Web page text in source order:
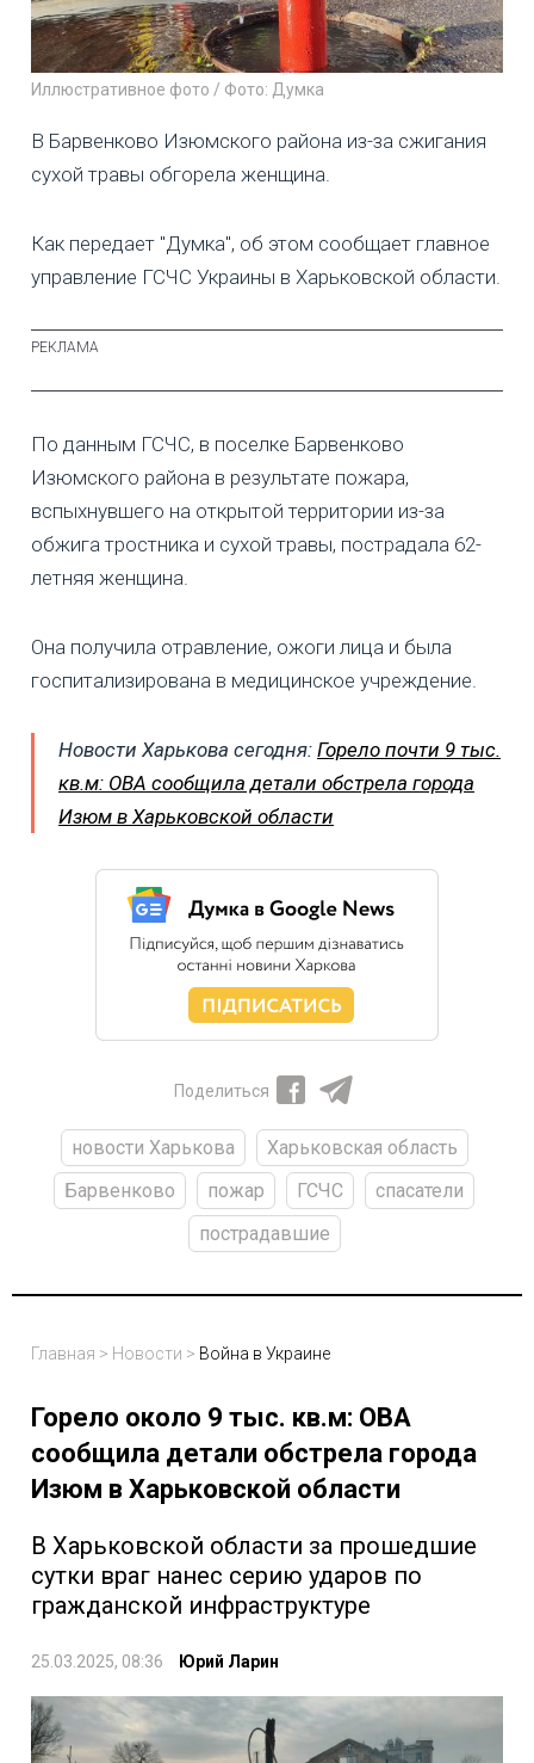
Иллюстративное фото / Фото: Думка
В Барвенково Изюмского района из-за сжигания
сухой травы обгорела женщина.
Как передает "Думка", об этом сообщает главное
управление ГСЧС Украины в Харьковской области.
По данным ГСЧС, в поселке Барвенково
Изюмского района в результате пожара,
вспыхнувшего на открытой территории из-за
обжига тростника и сухой травы, пострадала 62-
летняя женщина.
Она получила отравление, ожоги лица и была
госпитализирована в медицинское учреждение.
Новости Харькова сегодня: Горело почти 9 тыс.
кв.м: ОВА сообщила детали обстрела города
Изюм в Харьковской области
Поделиться
новости Харькова
Харьковская область
Барвенково
пожар ГСЧС
спасатели
пострадавшие
Главная > Новости > Война в Украине
Горело около 9 тыс. кв.м: ОВА
сообщила детали обстрела города
Изюм в Харьковской области
В Харьковской области за прошедшие
сутки враг нанес серию ударов по
гражданской инфраструктуре
25.03.2025, 08:36 Юрий Ларин